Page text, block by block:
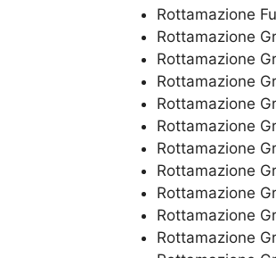
Rottamazione
Rottamazione
Rottamazione
Rottamazione
Rottamazione
Rottamazione
Rottamazione
Rottamazione
Rottamazione
Rottamazione
Rottamazione